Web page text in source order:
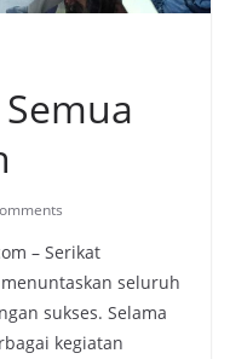
– Serikat
menuntaskan seluruh
sukses. Selama
kegiatan